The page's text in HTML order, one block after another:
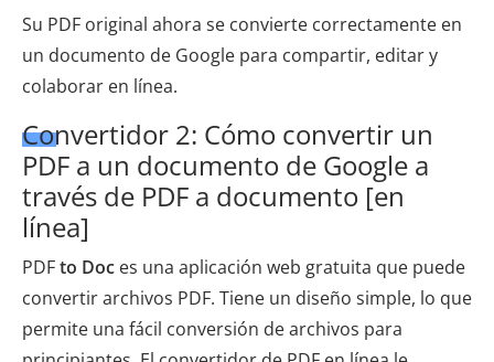
Su PDF original ahora se convierte correctamente en
un documento de Google para compartir, editar y
colaborar en línea.
Convertidor 2: Cómo convertir un
PDF a un documento de Google a
través de PDF a documento [en
línea]
PDFto Doc es una aplicación web gratuita que puede
convertir archivos PDF. Tiene un diseño simple, lo que
permite una fácil conversión de archivos para